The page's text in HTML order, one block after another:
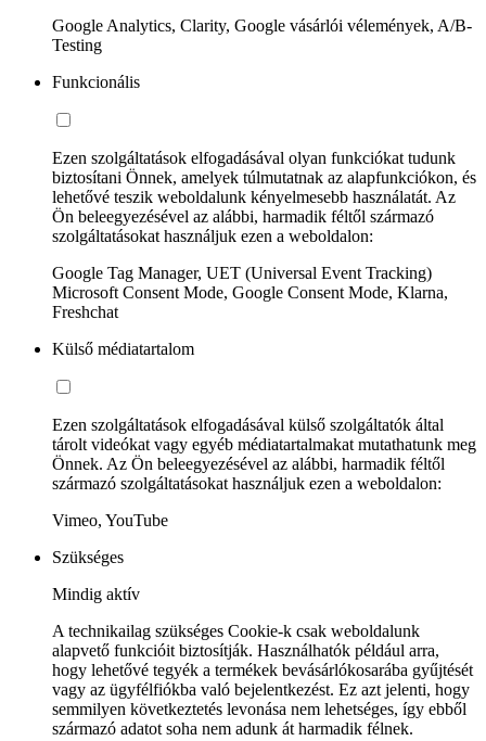
Google Analytics, Clarity, Google vásárlói vélemények, A/B-
Testing
Funkcionális
Ezen szolgáltatások elfogadásával olyan funkciókat tudunk
biztosítani Önnek, amelyek túlmutatnak az alapfunkciókon, és
lehetővé teszik weboldalunk kényelmesebb használatát. Az
Ön beleegyezésével az alábbi, harmadik féltől származó
szolgáltatásokat használjuk ezen a weboldalon:
Google Tag Manager, UET (Universal Event Tracking)
Microsoft Consent Mode, Google Consent Mode, Klarna,
Freshchat
Külső médiatartalom
Ezen szolgáltatások elfogadásával külső szolgáltatók által
tárolt videókat vagy egyéb médiatartalmakat mutathatunk meg
Önnek. Az Ön beleegyezésével az alábbi, harmadik féltől
származó szolgáltatásokat használjuk ezen a weboldalon:
Vimeo, YouTube
Szükséges
Mindig aktív
A technikailag szükséges Cookie-k csak weboldalunk
alapvető funkcióit biztosítják. Használhatók például arra,
hogy lehetővé tegyék a termékek bevásárlókosarába gyűjtését
vagy az ügyfélfiókba való bejelentkezést. Ez azt jelenti, hogy
semmilyen következtetés levonása nem lehetséges, így ebből
származó adatot soha nem adunk át harmadik félnek.